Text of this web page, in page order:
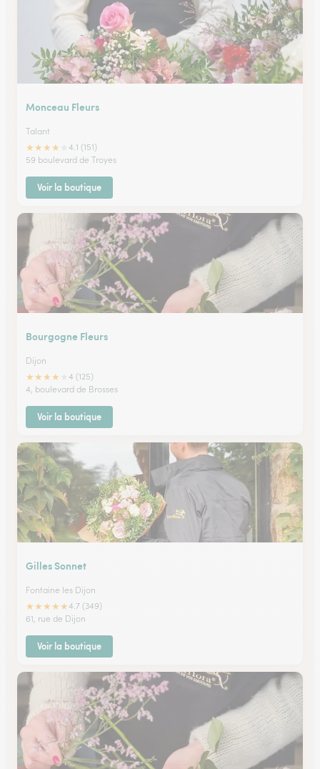
Monceau Fleurs
Talant
★★★★
4.1 (151)
59 boulevard de Troyes
Voir la boutique
Bourgogne Fleurs
Dijon
★★★★
4 (125)
4, boulevard de Brosses
Voir la boutique
Gilles Sonnet
Fontaine les Dijon
★★★★★4.7 (349)
61, rue de Dijon
Voir la boutique